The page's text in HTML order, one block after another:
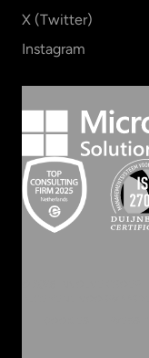
X (Twitter)
Instagram